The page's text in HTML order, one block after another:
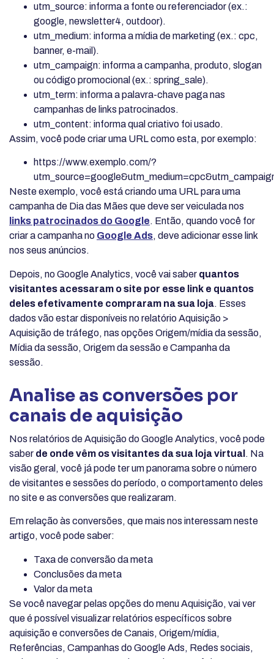
utm_source: informa a fonte ou referenciador (ex.:
google, newsletter4, outdoor).
utm_medium: informa a mídia de marketing (ex.: cpc,
banner, e-mail).
utm_campaign: informa a campanha, produto, slogan
ou código promocional (ex.: spring_sale).
utm_term: informa a palavra-chave paga nas
campanhas de links patrocinados.
utm_content: informa qual criativo foi usado.
Assim, você pode criar uma URL como esta, por exemplo:
https://www.exemplo.com/?
Neste exemplo, você está criando uma URL para uma
campanha de Dia das Mães que deve ser veiculada nos
links patrocinados do Google. Então, quando você for
criar a campanha no Google Ads, deve adicionar esse link
nos seus anúncios.
Depois, no Google Analytics, você vai saber quantos
visitantes acessaram o site por esse link e quantos
deles efetivamente compraram na sua loja. Esses
dados vão estar disponíveis no relatório Aquisição >
Aquisição de tráfego, nas opções Origem/mídia da sessão,
Mídia da sessão, Origem da sessão e Campanha da
sessão.
Analise as conversões por
canais de aquisição
Nos relatórios de Aquisição do Google Analytics, você pode
saber de onde vêm os visitantes da sua loja virtual . Na
visão geral, você já pode ter um panorama sobre o número
de visitantes e sessões do período, o comportamento deles
no site e as conversões que realizaram.
Em relação às conversões, que mais nos interessam neste
artigo, você pode saber:
Taxa de conversão da meta
Conclusões da meta
Valor da meta
Se você navegar pelas opções do menu Aquisição, vai ver
que é possível visualizar relatórios específicos sobre
aquisição e conversões de Canais, Origem/mídia,
Referências, Campanhas do Google Ads, Redes sociais,